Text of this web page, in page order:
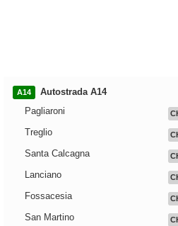
A14
Autostrada A14
Pagliaroni
Treglio
Santa Calcagna
Lanciano
Fossacesia
San Martino